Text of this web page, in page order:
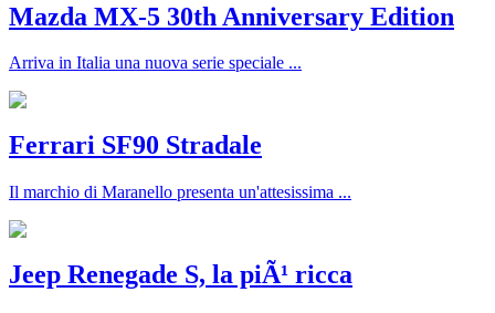
Mazda MX-5 30th Anniversary Edition
Arriva in Italia una nuova serie speciale ...
Ferrari SF90 Stradale
Il marchio di Maranello presenta un'attesissima ...
Jeep Renegade S, la piÃ¹ ricca